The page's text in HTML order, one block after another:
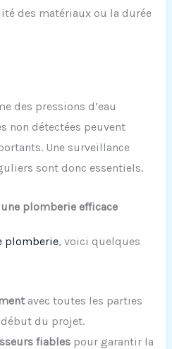
des matériaux ou la durée
des pressions d’eau
non détectées peuvent
Une surveillance
sont donc essentiels.
plomberie efficace
plomberie, voici quelques
avec toutes les parties
du projet.
fiablespour garantir la